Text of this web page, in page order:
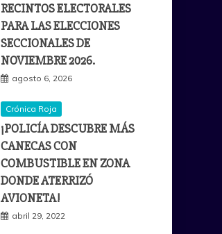
RECINTOS ELECTORALES
PARA LAS ELECCIONES
SECCIONALES DE
NOVIEMBRE 2026.
agosto 6, 2026
Crónica Roja
¡POLICÍA DESCUBRE MÁS
CANECAS CON
COMBUSTIBLE EN ZONA
DONDE ATERRIZÓ
AVIONETA!
abril 29, 2022